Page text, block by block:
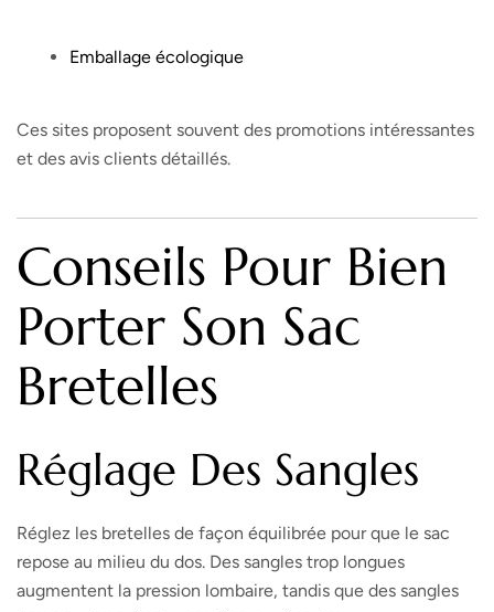
Emballage écologique
Ces sites proposent souvent des promotions intéressantes
et des avis clients détaillés.
Conseils Pour Bien
Porter Son Sac
Bretelles
Réglage Des Sangles
Réglez les bretelles de façon équilibrée pour que le sac
repose au milieu du dos. Des sangles trop longues
augmentent la pression lombaire, tandis que des sangles